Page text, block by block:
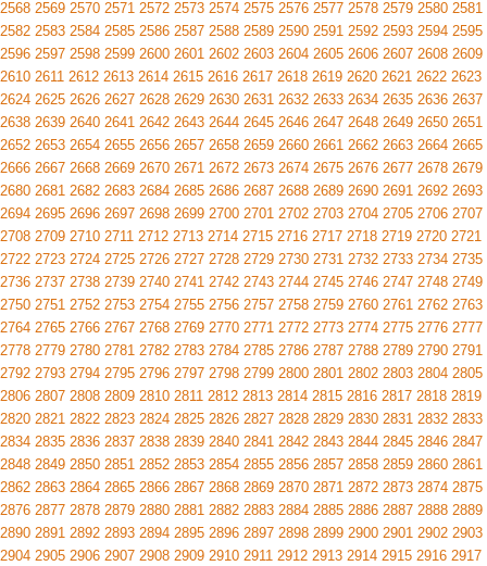
2568 2569 2570 2571 2572 2573 2574 2575 2576 2577 2578 2579 2580 2581
2582 2583 2584 2585 2586 2587 2588 2589 2590 2591 2592 2593 2594 2595
2596 2597 2598 2599 2600 2601 2602 2603 2604 2605 2606 2607 2608 2609
2610 2611 2612 2613 2614 2615 2616 2617 2618 2619 2620 2621 2622 2623
2624 2625 2626 2627 2628 2629 2630 2631 2632 2633 2634 2635 2636 2637
2638 2639 2640 2641 2642 2643 2644 2645 2646 2647 2648 2649 2650 2651
2652 2653 2654 2655 2656 2657 2658 2659 2660 2661 2662 2663 2664 2665
2666 2667 2668 2669 2670 2671 2672 2673 2674 2675 2676 2677 2678 2679
2680 2681 2682 2683 2684 2685 2686 2687 2688 2689 2690 2691 2692 2693
2694 2695 2696 2697 2698 2699 2700 2701 2702 2703 2704 2705 2706 2707
2708 2709 2710 2711 2712 2713 2714 2715 2716 2717 2718 2719 2720 2721
2722 2723 2724 2725 2726 2727 2728 2729 2730 2731 2732 2733 2734 2735
2736 2737 2738 2739 2740 2741 2742 2743 2744 2745 2746 2747 2748 2749
2750 2751 2752 2753 2754 2755 2756 2757 2758 2759 2760 2761 2762 2763
2764 2765 2766 2767 2768 2769 2770 2771 2772 2773 2774 2775 2776 2777
2778 2779 2780 2781 2782 2783 2784 2785 2786 2787 2788 2789 2790 2791
2792 2793 2794 2795 2796 2797 2798 2799 2800 2801 2802 2803 2804 2805
2806 2807 2808 2809 2810 2811 2812 2813 2814 2815 2816 2817 2818 2819
2820 2821 2822 2823 2824 2825 2826 2827 2828 2829 2830 2831 2832 2833
2834 2835 2836 2837 2838 2839 2840 2841 2842 2843 2844 2845 2846 2847
2848 2849 2850 2851 2852 2853 2854 2855 2856 2857 2858 2859 2860 2861
2862 2863 2864 2865 2866 2867 2868 2869 2870 2871 2872 2873 2874 2875
2876 2877 2878 2879 2880 2881 2882 2883 2884 2885 2886 2887 2888 2889
2890 2891 2892 2893 2894 2895 2896 2897 2898 2899 2900 2901 2902 2903
2904 2905 2906 2907 2908 2909 2910 2911 2912 2913 2914 2915 2916 2917